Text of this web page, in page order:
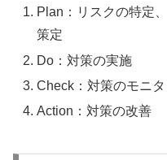
Plan：リスクの特定
策定
Do：対策の実施
Check：対策のモニ
Action：対策の改善